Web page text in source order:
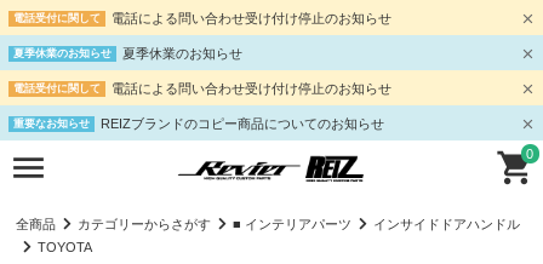
電話受付に関して 電話による問い合わせ受け付け停止のお知らせ
夏季休業のお知らせ 夏季休業のお知らせ
電話受付に関して 電話による問い合わせ受け付け停止のお知らせ
重要なお知らせ REIZブランドのコピー商品についてのお知らせ
0
全商品 カテゴリーからさがす ■ インテリアパーツ
インサイドドアハンドル
TOYOTA